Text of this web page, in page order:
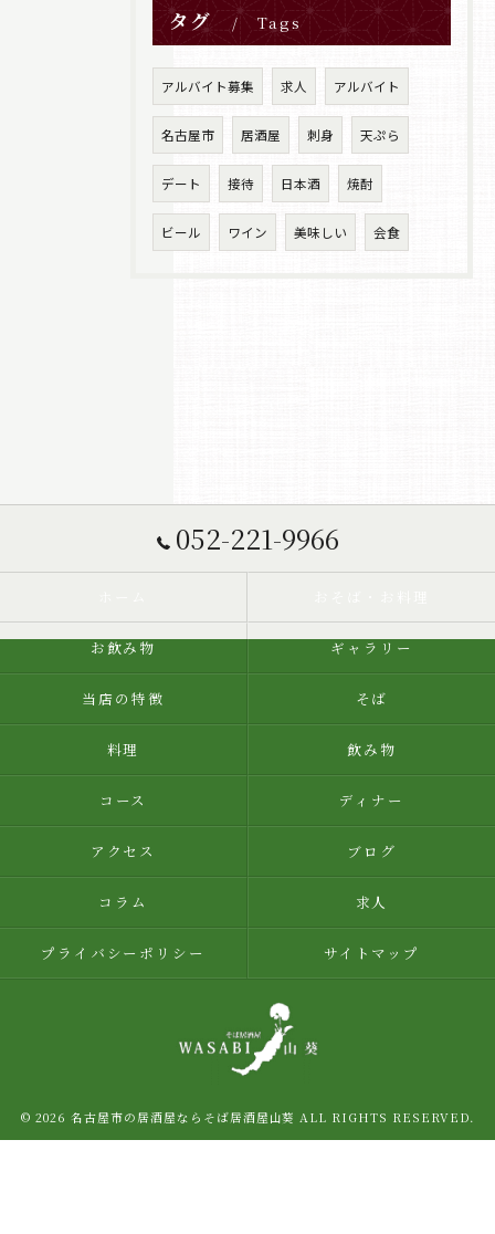
タグ Tags
アルバイト募集 求人 アルバイト
名古屋市 居酒屋 刺身 天ぷら
デート 接待 日本酒 焼酎
ビール ワイン 美味しい 会食
052-221-9966
お飲み物 ギャラリー
当店の特徴 そば
料理 飲み物
コース ディナー
アクセス ブログ
コラム 求人
プライバシーポリシー サイトマップ
© 2026 名古屋市の居酒屋ならそば居酒屋山葵 ALL RIGHTS RESERVED.